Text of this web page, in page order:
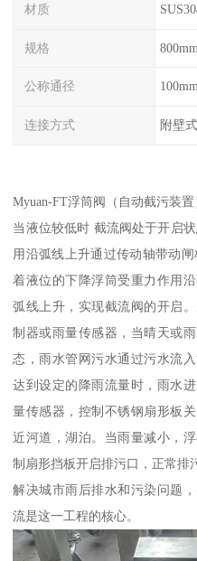
材质
规格
公称通径
连接方式 附壁
Myuan-FT浮筒阀（自动截污装置
当液位较低时 截流阀处于开启
用沿弧线上升通过传动轴带动
着液位的下降浮筒受重力作用
弧线上升，实现截流阀的开启
制器或雨量传感器，当晴天或
态，雨水管网污水通过污水流
达到设定的降雨流量时，雨水
量传感器，控制不锈钢扇形板
近河道，湖泊。当雨量减小，
制扇形挡板开启排污口，正常排
解决城市雨后排水和污染问题
流是这一工程的核心。